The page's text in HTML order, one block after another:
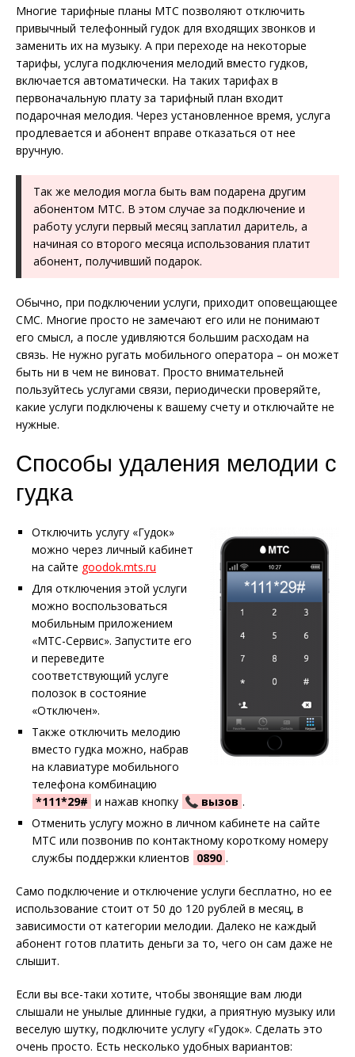
Многие тарифные планы МТС позволяют отключить
привычный телефонный гудок для входящих звонков и
заменить их на музыку. А при переходе на некоторые
тарифы, услуга подключения мелодий вместо гудков,
включается автоматически. На таких тарифах в
первоначальную плату за тарифный план входит
подарочная мелодия. Через установленное время, услуга
продлевается и абонент вправе отказаться от нее
вручную.
Так же мелодия могла быть вам подарена другим
абонентом МТС. В этом случае за подключение и
работу услуги первый месяц заплатил даритель, а
начиная со второго месяца использования платит
абонент, получивший подарок.
Обычно, при подключении услуги, приходит оповещающее
СМС. Многие просто не замечают его или не понимают
его смысл, а после удивляются большим расходам на
связь. Не нужно ругать мобильного оператора – он может
быть ни в чем не виноват. Просто внимательней
пользуйтесь услугами связи, периодически проверяйте,
какие услуги подключены к вашему счету и отключайте не
нужные.
Способы удаления мелодии с
гудка
Отключить услугу «Гудок»
можно через личный кабинет
на сайте goodok.mts.ru
Для отключения этой услуги
можно воспользоваться
мобильным приложением
«МТС-Сервис». Запустите его
и переведите
соответствующий услуге
полозок в состояние
«Отключен».
Также отключить мелодию
вместо гудка можно, набрав
на клавиатуре мобильного
телефона комбинацию
*111*29# и нажав кнопку вызов .
Отменить услугу можно в личном кабинете на сайте
МТС или позвонив по контактному короткому номеру
службы поддержки клиентов 0890 .
Само подключение и отключение услуги бесплатно, но ее
использование стоит от 50 до 120 рублей в месяц, в
зависимости от категории мелодии. Далеко не каждый
абонент готов платить деньги за то, чего он сам даже не
слышит.
Если вы все-таки хотите, чтобы звонящие вам люди
слышали не унылые длинные гудки, а приятную музыку или
веселую шутку, подключите услугу «Гудок». Сделать это
очень просто. Есть несколько удобных вариантов: